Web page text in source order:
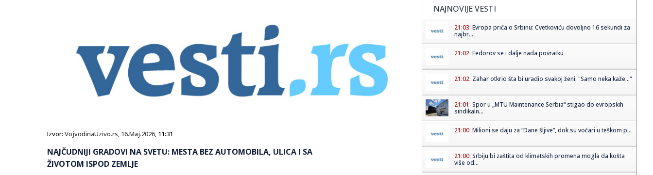
Izvor: VojvodinaUzivo.rs, 16.Maj.2026, 11:31
NAJČUDNIJI GRADOVI NA SVETU: MESTA BEZ AUTOMOBILA, ULICA I SA
ŽIVOTOM ISPOD ZEMLJE
NAJNOVIJE VESTI
21:03: Evropa priča o Srbinu: Cvetkoviću dovoljno 16 sekundi za
najbr...
21:02: Fedorov se i dalje nada povratku
21:02: Zahar otkrio šta bi uradio svakoj ženi: "Samo neka kaže..."
21:01: Spor u „MTU Maintenance Serbia“ stigao do evropskih
sindikaln...
21:00: Milioni se daju za “Dane šljive”, dok su voćari u teškom p...
21:00: Srbiju bi zaštita od klimatskih promena mogla da košta
više od...